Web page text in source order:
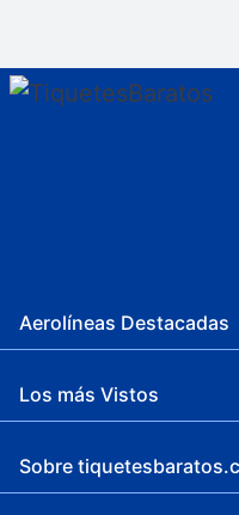
Servicios de spa
Desayuno
Hotel libre de
Edad mínima
Billar
Aerolíneas Destacadas
Los más Vistos
Sobre